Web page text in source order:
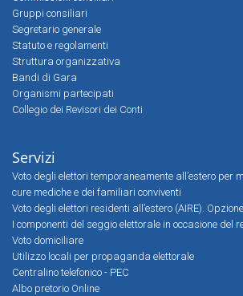
Gruppi consiliari
Segretario generale
Statuto e regolamenti
Struttura organizzativa
Bandi di Gara
Organismi partecipati
Collegio dei Revisori dei Conti
Servizi
Voto degli elettori temporaneamente all’estero per
cure mediche e dei familiari conviventi
Voto degli elettori residenti all’estero (AIRE).
I componenti del seggio elettorale in occasione del
Voto domiciliare
Utilizzo locali per propaganda elettorale
Centralino telefonico - PEC
Albo pretorio Online